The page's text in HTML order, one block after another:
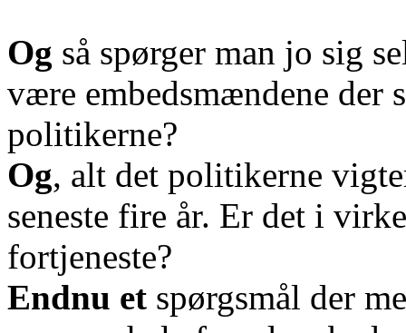
Og så spørger man jo sig
være embedsmændene der
politikerne?
Og, alt det politikerne
seneste fire år. Er det i
fortjeneste?
Endnu et spørgsmål der